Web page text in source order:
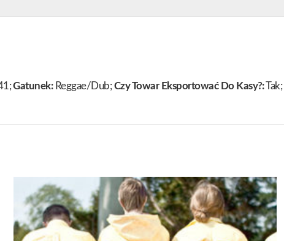
Gatunek:Reggae/Dub;Czy Towar Eksportować Do Kasy?:Tak;